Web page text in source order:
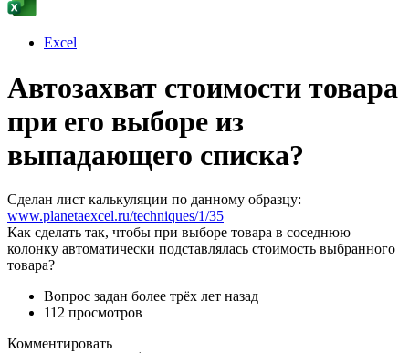
Excel
Автозахват стоимости товара
при его выборе из
выпадающего списка?
Сделан лист калькуляции по данному образцу:
www.planetaexcel.ru/techniques/1/35
Как сделать так, чтобы при выборе товара в соседнюю
колонку автоматически подставлялась стоимость выбранного
товара?
Вопрос задан более трёх лет назад
112 просмотров
Комментировать